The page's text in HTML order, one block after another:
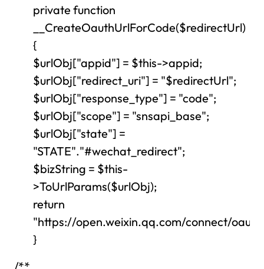
private function
__CreateOauthUrlForCode($redirectUrl)
{
$urlObj["appid"] = $this->appid;
$urlObj["redirect_uri"] = "$redirectUrl";
$urlObj["response_type"] = "code";
$urlObj["scope"] = "snsapi_base";
$urlObj["state"] =
"STATE"."#wechat_redirect";
$bizString = $this-
>ToUrlParams($urlObj);
return
"https://open.weixin.qq.com/connect/
}